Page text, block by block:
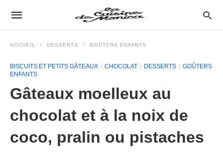
ACCUEIL DESSERTS GOÛTERS ENFANTS
BISCUITS ET PETITS GÂTEAUX CHOCOLAT DESSERTS
GOÛTERS
ENFANTS
Gâteaux moelleux au
chocolat et à la noix de
coco, pralin ou pistaches